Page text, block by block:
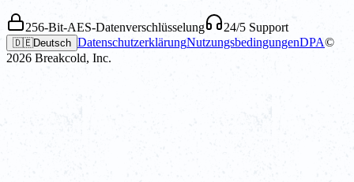
256-Bit-AES-Datenverschlüsselung 24/5 Support
🇩🇪Deutsch DatenschutzerklärungNutzungsbedingungenDPA©
2026 Breakcold, Inc.